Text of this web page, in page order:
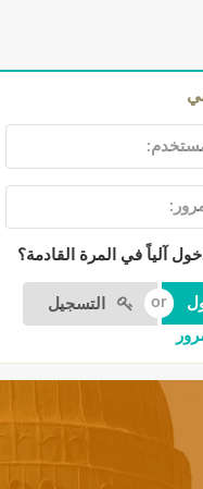
آلياً في المرة القادمة؟
التسجيل